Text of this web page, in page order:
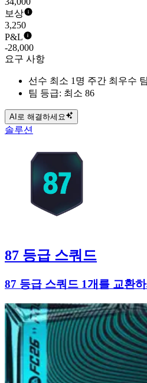
보상
3,250
P&L
-28,000
요구 사항
선수 최소 1명 주간 최우수 팀
팀 등급: 최소 86
AI로 해결하세요
솔루션
87 등급 스쿼드
87 등급 스쿼드 1개를 교환